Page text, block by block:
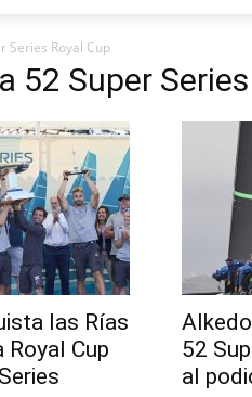
Series Royal Cup
52 Super
las Rías
Royal Cup
52
al